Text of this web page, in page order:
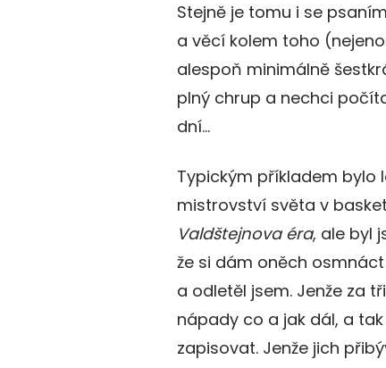
Stejně je tomu i se
a věcí kolem toho
alespoň minimálně
plný chrup a nechci
dní…
Typickým příkladem bylo
mistrovství světa v
Valdštejnova éra, ale byl
že si dám oněch
a odletěl jsem. Jenže za
nápady co a jak dál, a
zapisovat. Jenže jich